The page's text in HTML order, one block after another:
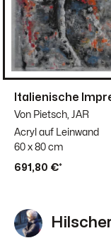
Italienische
Von Pietsch, JAR
Acryl auf Leinwand
60 x 80 cm
691,80 €*